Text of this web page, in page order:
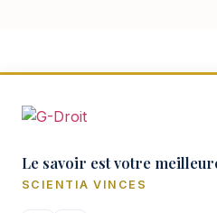
Le savoir est votre
SCIENTIA VINCES